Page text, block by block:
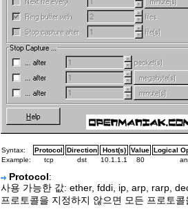
Syntax: Protocol Direction Host(s) Value Logical
Example:
tcp dst 10.1.1.1 80
Protocol:
사용 가능한 값: ether, fddi, ip, arp, rarp,
프로토콜을 지정하지 않으면 모든 프로토